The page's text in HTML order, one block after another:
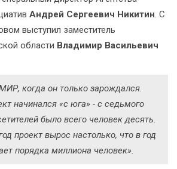
Андрей Сергеевич Никитин. С
выступил заместитель
области Владимир Васильевич
когда он только зарождался.
начинался «с юга» - с седьмого
было всего человек десять.
проект вырос настолько, что в год
порядка миллиона человек».